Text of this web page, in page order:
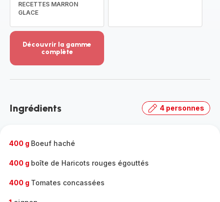
RECETTES MARRON
GLACE
Découvrir la gamme
complète
-
gamme
Ingrédients 4 personnes
400 g Boeuf haché
400 g boîte de Haricots rouges égouttés
400 g Tomates concassées